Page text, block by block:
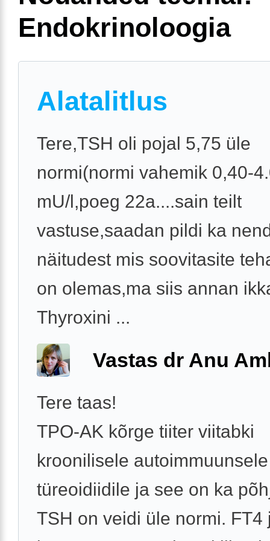
Endokrinoloogia
Alatalitlus
Tere,TSH oli pojal 5,75 üle
normi(normi vahemik 0,40-
mU/l,poeg 22a....sain teilt
vastuse,saadan pildi ka
näitudest mis soovitasite
on olemas,ma siis annan
Thyroxini ...
Vastas dr Anu
Tere taas!
TPO-AK kõrge tiiter viitabki
kroonilisele autoimmuunsele
türeoidiidile ja see on ka
TSH on veidi üle normi. FT4